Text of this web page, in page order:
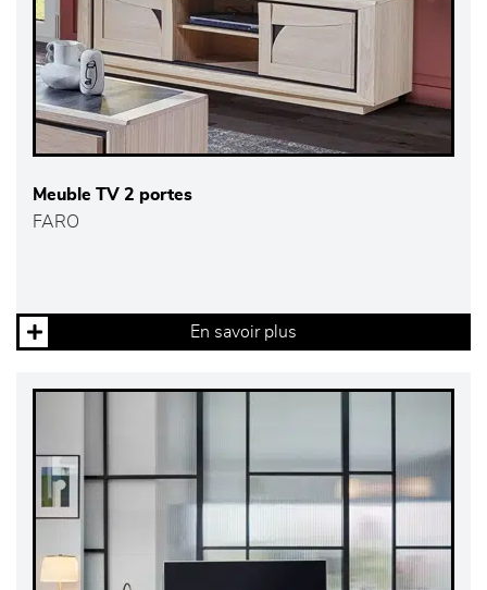
Meuble TV 2 portes
FARO
En savoir plus